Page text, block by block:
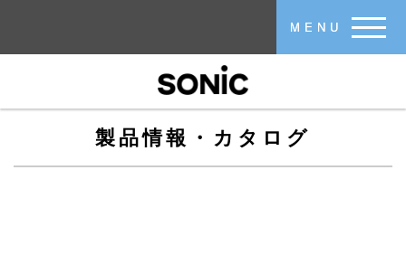
MENU
製品情報・カタログ